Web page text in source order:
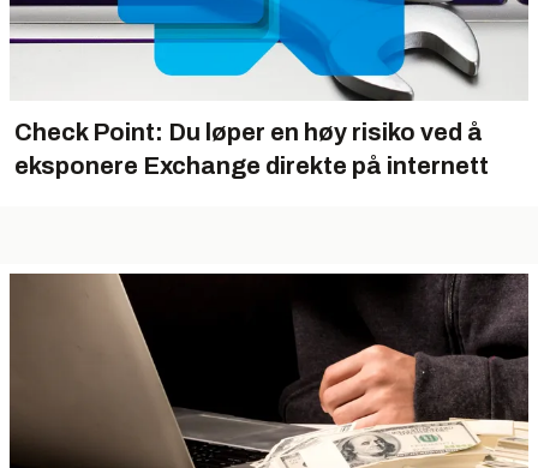
Check Point: Du løper en høy risiko ved å
eksponere Exchange direkte på internett